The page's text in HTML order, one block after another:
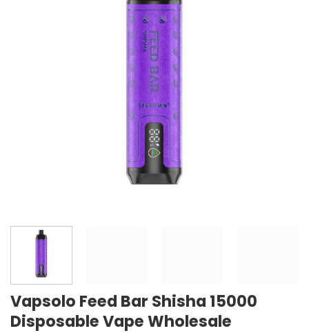
Vapsolo Feed Bar Shisha 15000
Disposable Vape Wholesale